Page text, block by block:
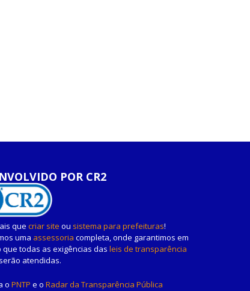
POR CR2
que criar site ou sistema para prefeituras!
uma assessoria completa, onde garantimos em
que todas as exigências das leis de transparência
serão atendidas.
o PNTP e o Radar da Transparência Pública